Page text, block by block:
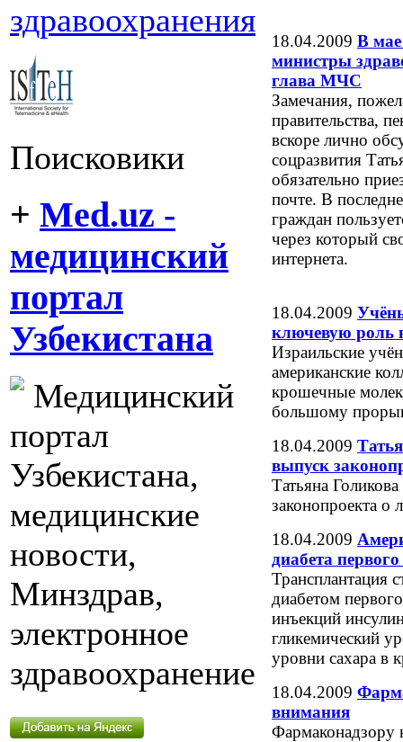
здравоохранения
Поисковики
+ Med.uz -
медицинский
портал
Узбекистана
Медицинский
портал
Узбекистана,
медицинские
новости,
Минздрав,
электронное
здравоохранение
18.04.2009 В мае
министры
глава МЧС
Замечания,
правительства,
вскоре лично
соцразвития
обязательно
почте. В
граждан
через который
интернета.
18.04.2009
ключевую роль
Израильские
американские
крошечные
большому
18.04.2009
выпуск
Татьяна
законопроекта о
18.04.2009
диабета
Трансплантация
диабетом
инъекций
гликемический
уровни сахара в
18.04.2009
внимания
Фармаконадзору